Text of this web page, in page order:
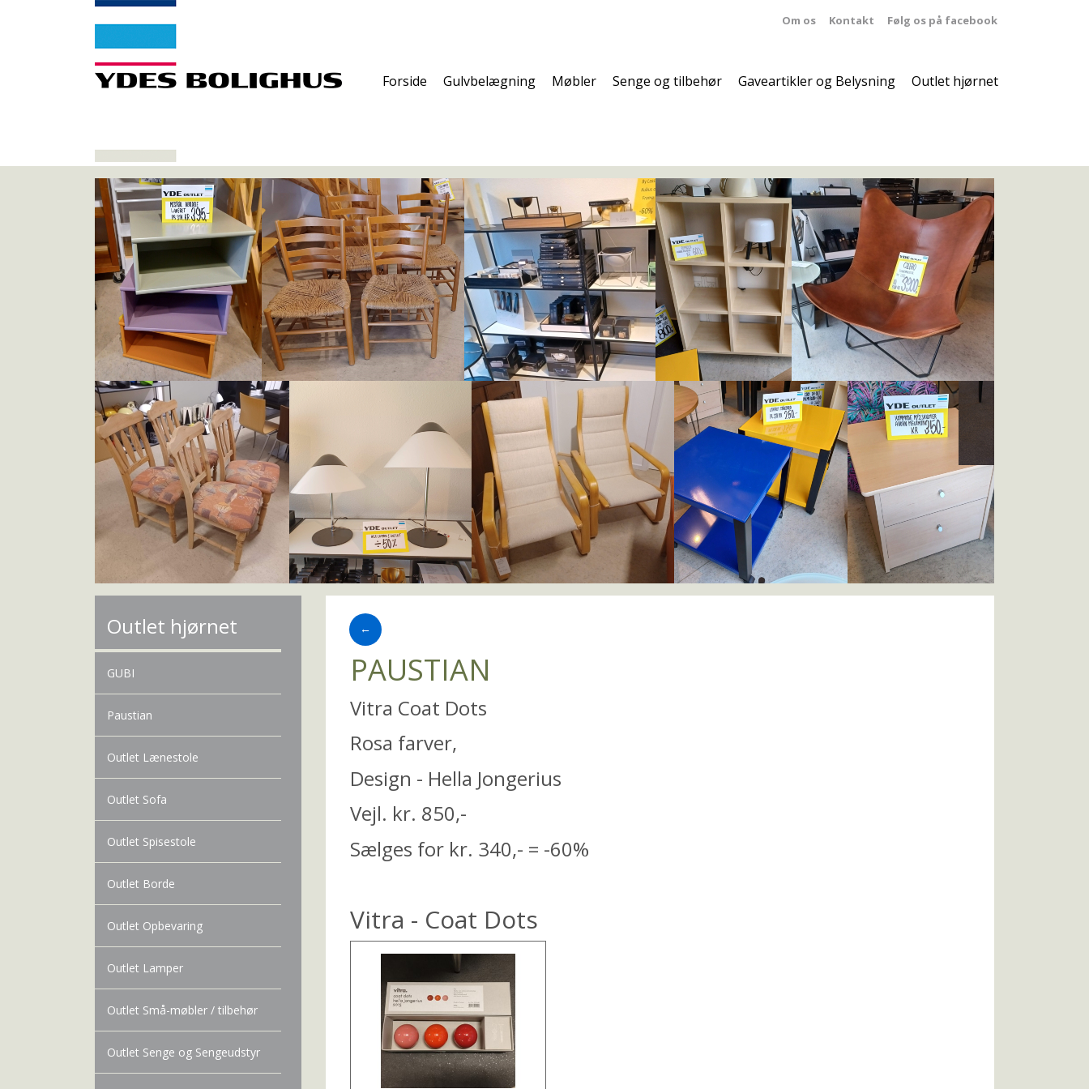
Om os Kontakt Følg os på facebook
Forside Gulvbelægning Møbler Senge og tilbehør Gaveartikler og Belysning Outlet hjørnet
Outlet hjørnet
GUBI
Paustian
Outlet Lænestole
Outlet Sofa
Outlet Spisestole
Outlet Borde
Outlet Opbevaring
Outlet Lamper
Outlet Små-møbler / tilbehør
Outlet Senge og Sengeudstyr
←
PAUSTIAN
Vitra Coat Dots
Rosa farver,
Design - Hella Jongerius
Vejl. kr. 850,-
Sælges for kr. 340,- = -60%
Vitra - Coat Dots